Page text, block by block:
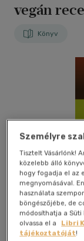
vegán
Könyv
Személyre
Tisztelt Vásárlónk!
közelebb álló
hogy fogadja el az
megnyomásával.
használata
böngészőjébe, de
módosíthatja a
olvassa el a
Libri
tájékoztatóját!